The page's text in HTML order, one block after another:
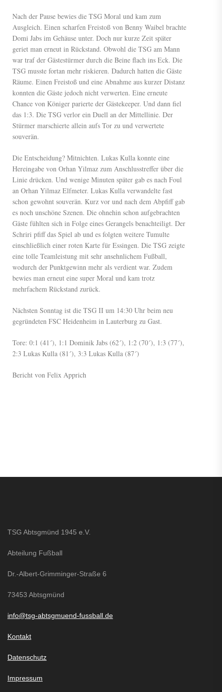
Nach der Pause bewies die TSG Moral und kam zum
Ausgleich. Einen scharfen Freistoß von Benny Waibel brachte
Domi Jabs im Gehäuse unter. Doch nur kurze Zeit später
geriet man erneut in Rückstand. Obwohl die TSG am Mann
war traf der Gästestürmer durch die Beine flach ins Eck. Die
TSG musste fortan mehr riskieren. Dadurch hatten die Gäste
Räume. Einen Freistoß und eine Abnahme aus kurzer Distanz
konnten die Gäste jedoch nicht verwerten. Eine erneute
Chance von Königer parierte der Gästekeeper. Und dann fiel
das 1:3. Die TSG verlor ein Duell an der Mittellinie. Der
Stürmer marschierte allein aufs Tor zu und verwertete
souverän.
Die Entscheidung? Mitnichten. Lukas Kulla konnte eine
Hereingabe von Orhan Yilmaz zum Anschlusstreffer über die
Linie drücken. Und wenige Minuten später gab es nach Foul
an Orhan Yilmaz Elfmeter. Lukas Kulla verwandelte fast
schon gewohnt souverän. Kurz vor und nach dem Abpfiff gab
es noch unschöne Szenen. Die ohnehin schon aufgebrachten
Gäste fühlten sich in Folge eines Gerangels benachteiligt. Der
Schriri pfiff das Spiel ab und es folgten weitere Tumulte
einschließlich einer roten Karte für Essingen. Die TSG zeigte
eine tolle Teamleistung mit sehr ansehnlichem Fußball,
wodurch der Punktgewinn mehr als verdient war. Zudem
bewies man erneut eine super Moral und kam trotz
mehrfachem Rückstand zurück.
Nächsten Sonntag ist die TSG II um 14:30 Uhr beim neu
gegründeten FSC Heidenheim in Lauterburg zu Gast.
Tore: 0:1 (41´), 1:1 Dominik Jabs (62´), 1:2 (70´), 1:3 (77´),
2:3 Lukas Kulla (81´), 3:3 Lukas Kulla (87´)
Bericht von Felix Apprich
TSG Abtsgmünd 1945 e.V.
Abteilung Fußball
Dr.-Albert-Grimminger-Straße 6
73453 Abtsgmünd
info@tsg-abtsgmuend-fussball.de
Kontakt
Datenschutz
Impressum